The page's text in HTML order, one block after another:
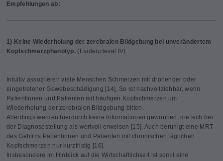
Empfehlungen ab:
1) Keine Wiederholung der zerebralen Bildgebung bei unverändertem
Kopfschmerzphänotyp. (Evidenzlevel IV)
Intuitiv assoziieren viele Menschen Schmerzen mit drohender oder
eingetretener Gewebeschädigung [14]. So ist nachvollziehbar, wenn
Patientinnen und Patienten mit häufigen Kopfschmerzen um
Wiederholung der zerebralen Bildgebung bitten.
Allerdings werden hierdurch keine Informationen gewonnen, die sich bei
der Diagnosestellung als wertvoll erweisen [15]. Auch beruhigt eine MRT
des Gehirns Patientinnen und Patienten mit chronischen täglichen
Kopfschmerzen nur kurzfristig [16].
Insbesondere im Hinblick auf die Wirtschaftlichkeit ist somit eine